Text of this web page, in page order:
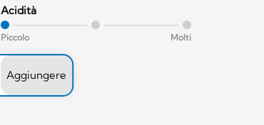
Acidità
Piccolo Molti
Aggiungere